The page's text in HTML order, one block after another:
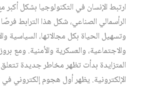
ارتبط الإنسان في التكنولوجيا بشكل أكبر
الرأسمالي الصناعي، شكل هذا الترابط
وتسهيل الحياة بكل مجالاتها، السياسية
والاجتماعية، والعسكرية والأمنية. ومع
المتزايدة بدأت تظهر مخاطر جديدة